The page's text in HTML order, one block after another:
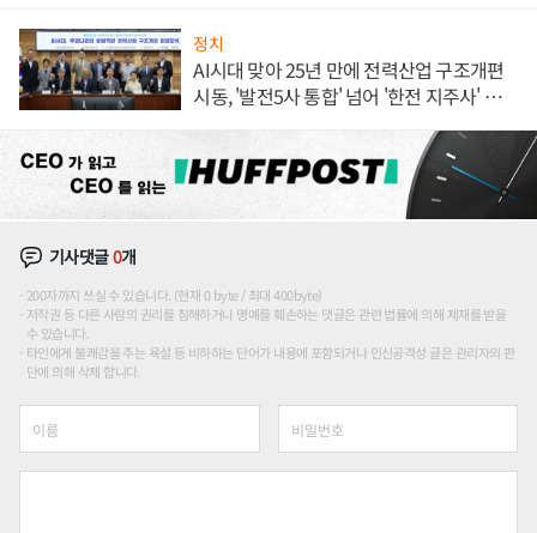
정치
AI시대 맞아 25년 만에 전력산업 구조개편
시동, '발전5사 통합' 넘어 '한전 지주사' 재편
기사댓글0개
200자까지 쓰실 수 있습니다. (현재 0 byte / 최대 400byte)
저작권 등 다른 사람의 권리를 침해하거나 명예를 훼손하는 댓글은 관련 법률에 의해 제재를 받을
수 있습니다.
타인에게 불쾌감을 주는 욕설 등 비하하는 단어가 내용에 포함되거나 인신공격성 글은 관리자의 판
단에 의해 삭제 합니다.